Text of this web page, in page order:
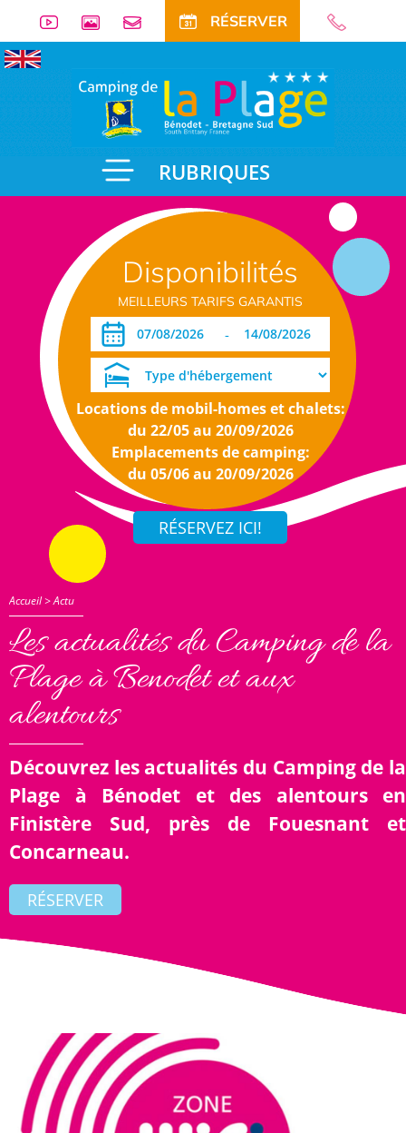
RÉSERVER
RUBRIQUES
Disponibilités
MEILLEURS TARIFS GARANTIS
-
Locations de mobil-homes et chalets:
du 22/05 au 20/09/2026
Emplacements de camping:
du 05/06 au 20/09/2026
Accueil>Actu
Les actualités du Camping de la
Plage à Benodet et aux
alentours
Découvrez les actualités du Camping de la
Plage à Bénodet et des alentours en
Finistère Sud, près de Fouesnant et
Concarneau.
RÉSERVER